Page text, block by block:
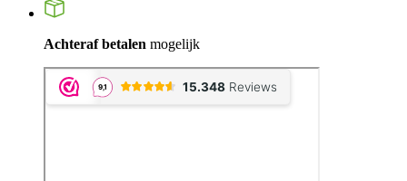
Achteraf betalen mogelijk